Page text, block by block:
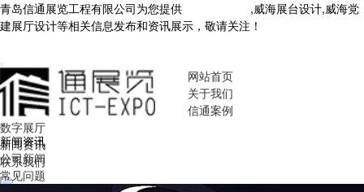
青岛信通展览工程有限公司为您提供
,威海展台设计,威海党
建展厅设计等相关信息发布和资讯展示，敬请关注！
网站首页
关于我们
信通案例
数字展厅
新闻资讯
联系我们
新闻资讯
公司新闻
常见问题